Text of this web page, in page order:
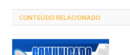
CONTEÚDO RELACIONADO